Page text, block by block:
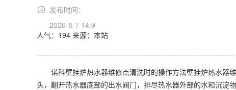
发布时间：
2026-8-7 14:9
人气：194 来源：本站
诺科壁挂炉热水器维修点清洗时的操作方法壁挂炉热水器
头，翻开热水器底部的出水阀门，排尽热水器外部的水和沉淀